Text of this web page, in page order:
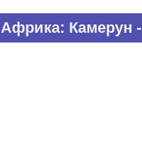
Африка: Камерун